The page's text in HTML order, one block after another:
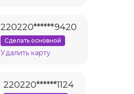
220220******9420
Сделать основной
Удалить карту
220220******1124